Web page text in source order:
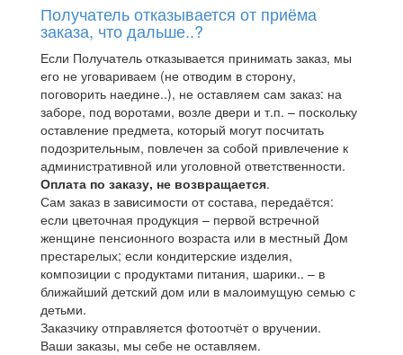
Получатель отказывается от приёма
заказа, что дальше..?
Если Получатель отказывается принимать заказ, мы
его не уговариваем (не отводим в сторону,
поговорить наедине..), не оставляем сам заказ: на
заборе, под воротами, возле двери и т.п. – поскольку
оставление предмета, который могут посчитать
подозрительным, повлечен за собой привлечение к
административной или уголовной ответственности.
Оплата по заказу, не возвращается.
Сам заказ в зависимости от состава, передаётся:
если цветочная продукция – первой встречной
женщине пенсионного возраста или в местный Дом
престарелых; если кондитерские изделия,
композиции с продуктами питания, шарики.. – в
ближайший детский дом или в малоимущую семью с
детьми.
Заказчику отправляется фотоотчёт о вручении.
Ваши заказы, мы себе не оставляем.